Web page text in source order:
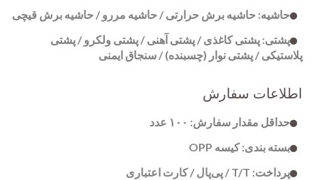
حاشیه: حاشیه برش حرارتی / حاشیه مررو / حاشیه برش قیچی
پشتی: پشتی کاغذی / پشتی آهنی / پشتی ولکرو / پشتی
پلاستیکی / پشتی نوار (چسبنده) / سنجاق ایمنی
اطلاعات سفارش
حداقل مقدار سفارش: ۱۰۰ عدد
بسته بندی: کیسه OPP
پرداخت: T/T / پی‌پال / کارت اعتباری